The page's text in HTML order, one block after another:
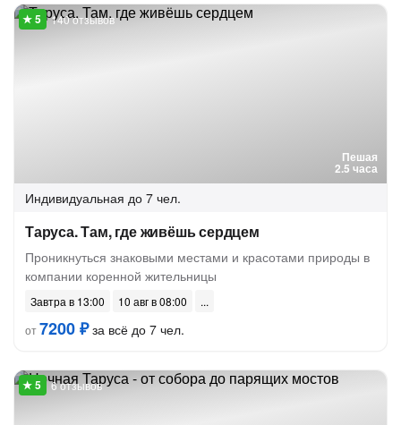
Пешая
2.5 часа
140 отзывов
Индивидуальная до 7 чел.
Таруса. Там, где живёшь сердцем
Проникнуться знаковыми местами и красотами природы в
компании коренной жительницы
Завтра в 13:00
10 авг в 08:00
от7200 ₽за всё до 7 чел.
6 отзывов